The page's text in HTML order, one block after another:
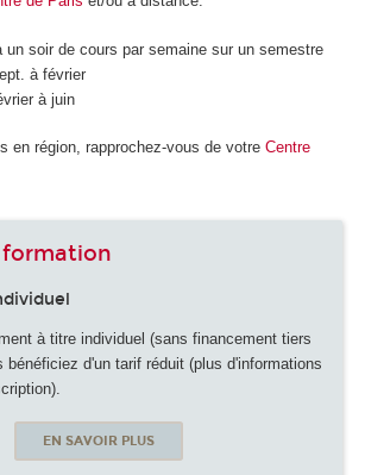
un soir de cours par semaine sur un semestre
à février
à juin
en région, rapprochez-vous de votre Centre
formation
à titre individuel (sans financement tiers
bénéficiez d'un tarif réduit (plus d'informations
EN SAVOIR PLUS